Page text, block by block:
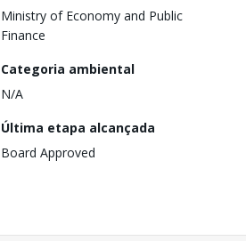
Ministry of Economy and Public
Finance
Categoria ambiental
N/A
Última etapa alcançada
Board Approved